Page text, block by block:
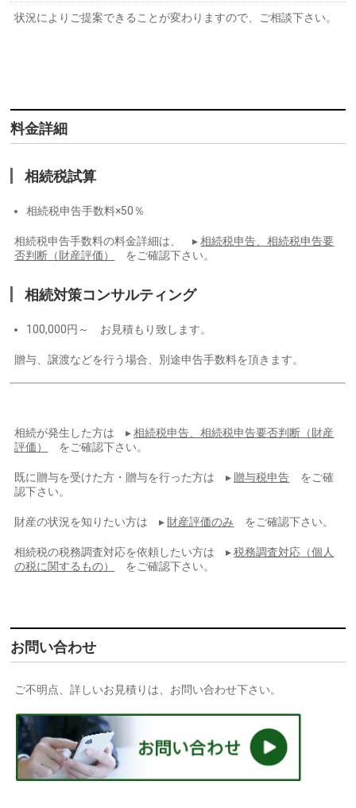
状況によりご提案できることが変わりますので、ご相談下さい。
料金詳細
相続税試算
相続税申告手数料×50％
相続税申告手数料の料金詳細は、 ▸相続税申告、相続税申告要
否判断（財産評価）
をご確認下さい。
相続対策コンサルティング
100,000円～ お見積もり致します。
贈与、譲渡などを行う場合、別途申告手数料を頂きます。
相続が発生した方は ▸相続税申告、相続税申告要否判断（財産
評価）
をご確認下さい。
既に贈与を受けた方・贈与を行った方は ▸ 贈与税申告 をご確
認下さい。
財産の状況を知りたい方は ▸ 財産評価のみ をご確認下さい。
相続税の税務調査対応を依頼したい方は ▸税務調査対応（個人
の税に関するもの）
をご確認下さい。
お問い合わせ
ご不明点、詳しいお見積りは、お問い合わせ下さい。